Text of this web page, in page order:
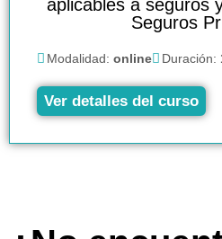
aplicables a seguros
Seguros
Modalidad: online Duración:
Ver detalles del curso